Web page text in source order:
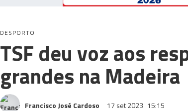
DESPORTO
TSF deu voz aos
grandes na Madeira
Francisco José Cardoso 17 set 2023 15:15